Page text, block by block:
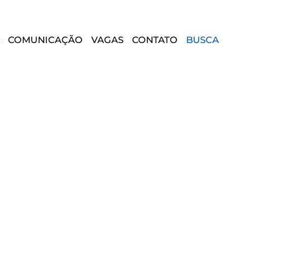
COMUNICAÇÃO VAGAS CONTATO BUSCA